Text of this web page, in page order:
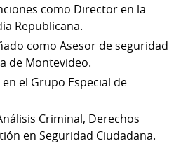
como Director en la
Republicana.
como Asesor de seguridad
de Montevideo.
el Grupo Especial de
Criminal, Derechos
en Seguridad Ciudadana.